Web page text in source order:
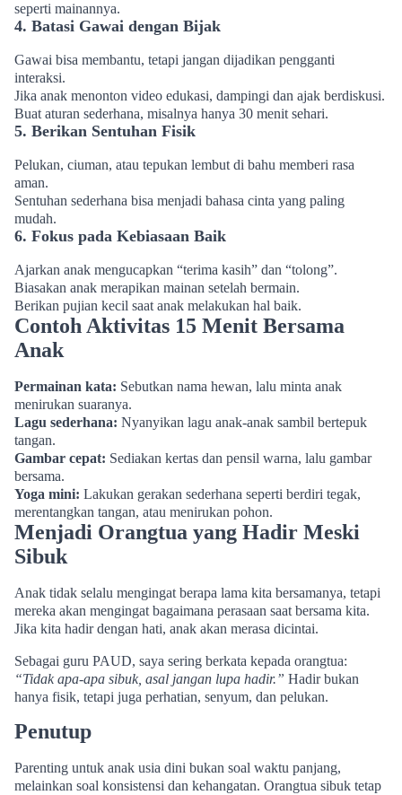
seperti mainannya.
4. Batasi Gawai dengan Bijak
Gawai bisa membantu, tetapi jangan dijadikan pengganti
interaksi.
Jika anak menonton video edukasi, dampingi dan ajak berdiskusi.
Buat aturan sederhana, misalnya hanya 30 menit sehari.
5. Berikan Sentuhan Fisik
Pelukan, ciuman, atau tepukan lembut di bahu memberi rasa
aman.
Sentuhan sederhana bisa menjadi bahasa cinta yang paling
mudah.
6. Fokus pada Kebiasaan Baik
Ajarkan anak mengucapkan “terima kasih” dan “tolong”.
Biasakan anak merapikan mainan setelah bermain.
Berikan pujian kecil saat anak melakukan hal baik.
Contoh Aktivitas 15 Menit Bersama
Anak
Permainan kata: Sebutkan nama hewan, lalu minta anak
menirukan suaranya.
Lagu sederhana: Nyanyikan lagu anak-anak sambil bertepuk
tangan.
Gambar cepat: Sediakan kertas dan pensil warna, lalu gambar
bersama.
Yoga mini: Lakukan gerakan sederhana seperti berdiri tegak,
merentangkan tangan, atau menirukan pohon.
Menjadi Orangtua yang Hadir Meski
Sibuk
Anak tidak selalu mengingat berapa lama kita bersamanya, tetapi
mereka akan mengingat bagaimana perasaan saat bersama kita.
Jika kita hadir dengan hati, anak akan merasa dicintai.
Sebagai guru PAUD, saya sering berkata kepada orangtua:
“Tidak apa-apa sibuk, asal jangan lupa hadir.” Hadir bukan
hanya fisik, tetapi juga perhatian, senyum, dan pelukan.
Penutup
Parenting untuk anak usia dini bukan soal waktu panjang,
melainkan soal konsistensi dan kehangatan. Orangtua sibuk tetap